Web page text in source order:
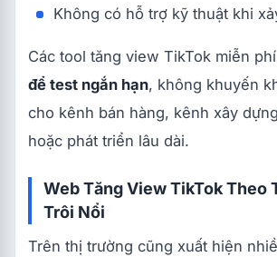
Không có hỗ trợ kỹ thuật khi
Các tool tăng view TikTok miễn phí
để test ngắn hạn, không khuyến
cho kênh bán hàng, kênh xây
hoặc phát triển lâu dài.
Web Tăng View TikTok Theo
Trôi Nổi
Trên thị trường cũng xuất hiện